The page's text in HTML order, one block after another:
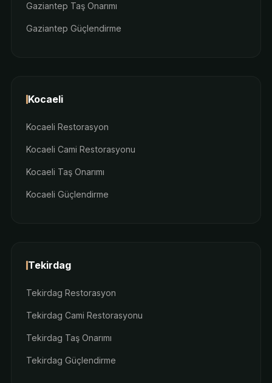
Gaziantep Taş Onarımı
Gaziantep Güçlendirme
Kocaeli
Kocaeli Restorasyon
Kocaeli Cami Restorasyonu
Kocaeli Taş Onarımı
Kocaeli Güçlendirme
Tekirdag
Tekirdag Restorasyon
Tekirdag Cami Restorasyonu
Tekirdag Taş Onarımı
Tekirdag Güçlendirme